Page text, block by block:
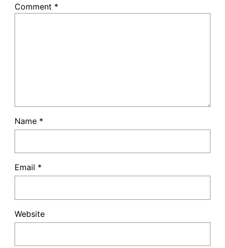
Comment *
Name *
Email *
Website